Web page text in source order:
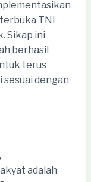
TNI
Sikap ini
berhasil
terus
dengan
adalah